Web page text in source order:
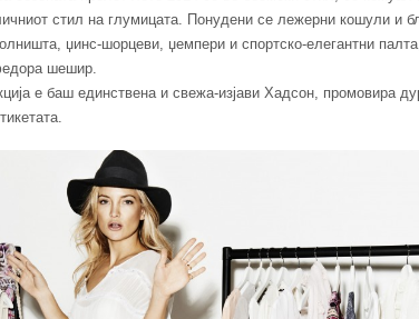
стил на глумицата. Понудени се лежерни кошули и
џинс-шорцеви, џемпери и спортско-елегантни
шешир.
е баш единствена и свежа-изјави Хадсон, промовира